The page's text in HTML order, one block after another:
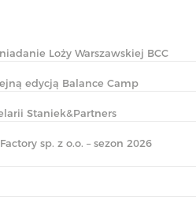
Loży Warszawskiej BCC
edycją Balance Camp
Staniek&Partners
sp. z o.o. – sezon 2026